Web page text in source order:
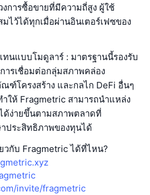
การซื้อขายที่มีความถี่สูง ผู้ใช้
มไว้ได้ทุกเมื่อผ่านอินเตอร์เฟซของ
นแบบโมดูลาร์ : มาตรฐานนี้รองรับ
ารเชื่อมต่อกลุ่มสภาพคล่อง
ฑ์โครงสร้าง และกลไก DeFi อื่นๆ
ให้ Fragmetric สามารถนำแหล่ง
ด้ง่ายขึ้นตามสภาพตลาดที่
ประสิทธิภาพของทุนได้
วกับ Fragmetric ได้ที่ไหน?
invite/fragmetric